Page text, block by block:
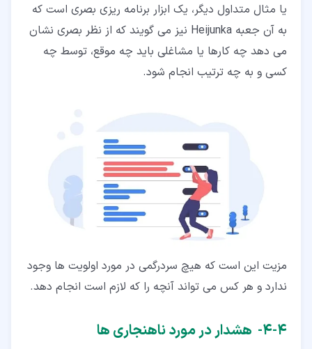
یا مثال متداول دیگر، یک ابزار برنامه ریزی بصری است که
به آن جعبه Heijunka نیز می گویند که از نظر بصری نشان
می دهد چه کارها یا مشاغلی باید چه موقع، توسط چه
کسی و به چه ترتیب انجام شود.
مزیت این است که هیچ سردرگمی در مورد اولویت ها وجود
ندارد و هر کس می تواند آنچه را که لازم است انجام دهد.
۴‏-‏۴‏- هشدار در مورد ناهنجاری ها